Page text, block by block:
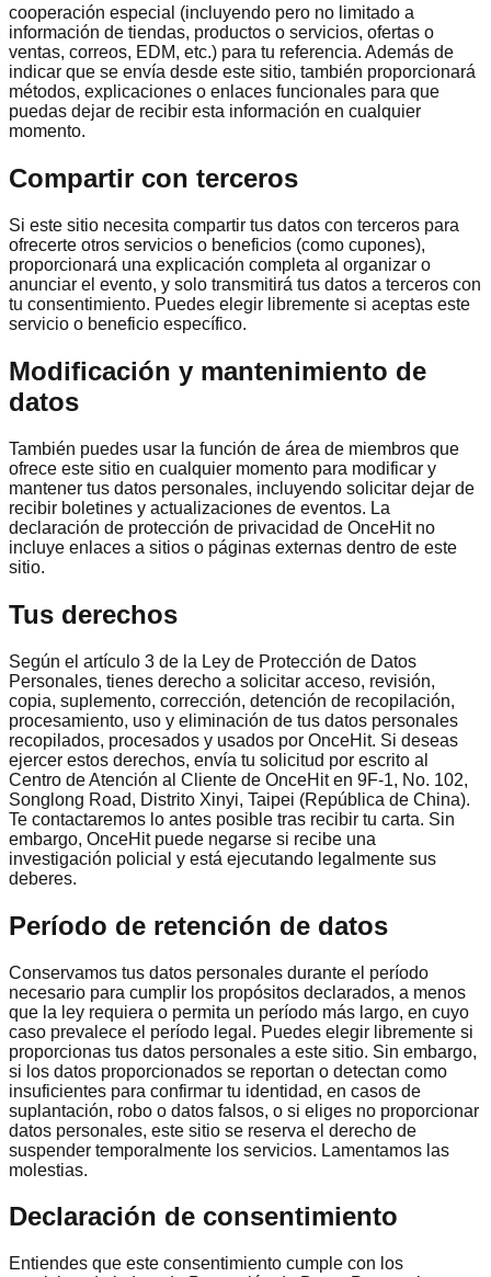
cooperación especial (incluyendo pero no limitado a
información de tiendas, productos o servicios, ofertas o
ventas, correos, EDM, etc.) para tu referencia. Además de
indicar que se envía desde este sitio, también proporcionará
métodos, explicaciones o enlaces funcionales para que
puedas dejar de recibir esta información en cualquier
momento.
Compartir con terceros
Si este sitio necesita compartir tus datos con terceros para
ofrecerte otros servicios o beneficios (como cupones),
proporcionará una explicación completa al organizar o
anunciar el evento, y solo transmitirá tus datos a terceros con
tu consentimiento. Puedes elegir libremente si aceptas este
servicio o beneficio específico.
Modificación y mantenimiento de
datos
También puedes usar la función de área de miembros que
ofrece este sitio en cualquier momento para modificar y
mantener tus datos personales, incluyendo solicitar dejar de
recibir boletines y actualizaciones de eventos. La
declaración de protección de privacidad de OnceHit no
incluye enlaces a sitios o páginas externas dentro de este
sitio.
Tus derechos
Según el artículo 3 de la Ley de Protección de Datos
Personales, tienes derecho a solicitar acceso, revisión,
copia, suplemento, corrección, detención de recopilación,
procesamiento, uso y eliminación de tus datos personales
recopilados, procesados y usados por OnceHit. Si deseas
ejercer estos derechos, envía tu solicitud por escrito al
Centro de Atención al Cliente de OnceHit en 9F-1, No. 102,
Songlong Road, Distrito Xinyi, Taipei (República de China).
Te contactaremos lo antes posible tras recibir tu carta. Sin
embargo, OnceHit puede negarse si recibe una
investigación policial y está ejecutando legalmente sus
deberes.
Período de retención de datos
Conservamos tus datos personales durante el período
necesario para cumplir los propósitos declarados, a menos
que la ley requiera o permita un período más largo, en cuyo
caso prevalece el período legal. Puedes elegir libremente si
proporcionas tus datos personales a este sitio. Sin embargo,
si los datos proporcionados se reportan o detectan como
insuficientes para confirmar tu identidad, en casos de
suplantación, robo o datos falsos, o si eliges no proporcionar
datos personales, este sitio se reserva el derecho de
suspender temporalmente los servicios. Lamentamos las
molestias.
Declaración de consentimiento
Entiendes que este consentimiento cumple con los